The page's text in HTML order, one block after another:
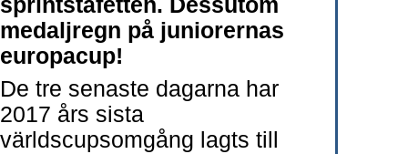
sprintstafetten. Dessutom
medaljregn på juniorernas
europacup!
De tre senaste dagarna har
2017 års sista
världscupsomgång lagts till